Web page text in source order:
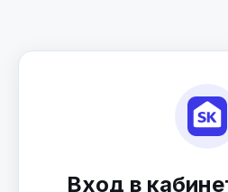
Вход в